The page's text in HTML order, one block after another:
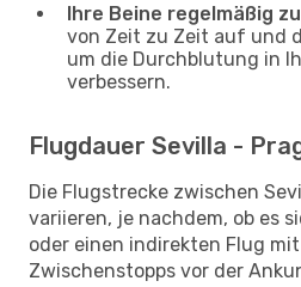
Ihre Beine regelmäßig
von Zeit zu Zeit auf und
um die Durchblutung in
verbessern.
Flugdauer Sevilla -
Die Flugstrecke zwischen
variieren, je nachdem, ob es
oder einen indirekten Flug
Zwischenstopps vor der